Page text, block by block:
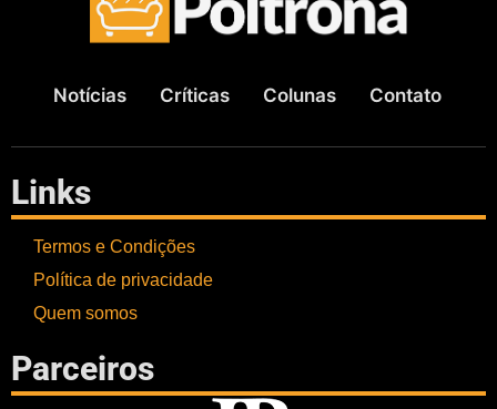
Notícias Críticas Colunas Contato
Links
Termos e Condições
Política de privacidade
Quem somos
Parceiros